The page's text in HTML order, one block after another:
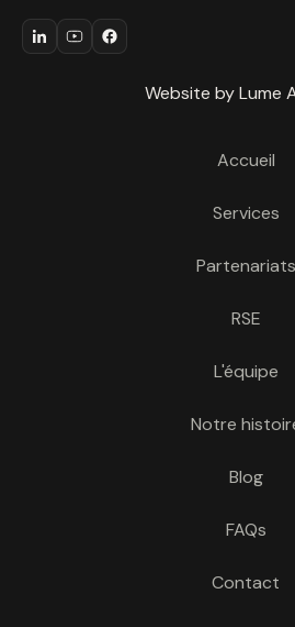
Website by Lume
Accueil
Services
Partenariats
RSE
L'équipe
Notre
Blog
FAQs
Contact